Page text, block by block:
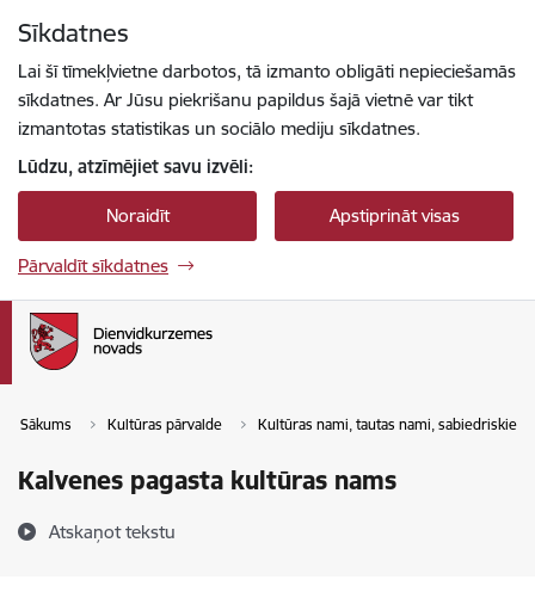
Sīkdatnes
Lai šī tīmekļvietne darbotos, tā izmanto obligāti nepieciešamās
sīkdatnes. Ar Jūsu piekrišanu papildus šajā vietnē var tikt
izmantotas statistikas un sociālo mediju sīkdatnes.
Lūdzu, atzīmējiet savu izvēli:
Noraidīt Apstiprināt visas
Pārvaldīt sīkdatnes
Sākums Kultūras pārvalde Kultūras nami, tautas nami, sabiedriskie
Kalvenes pagasta kultūras nams
Atskaņot tekstu